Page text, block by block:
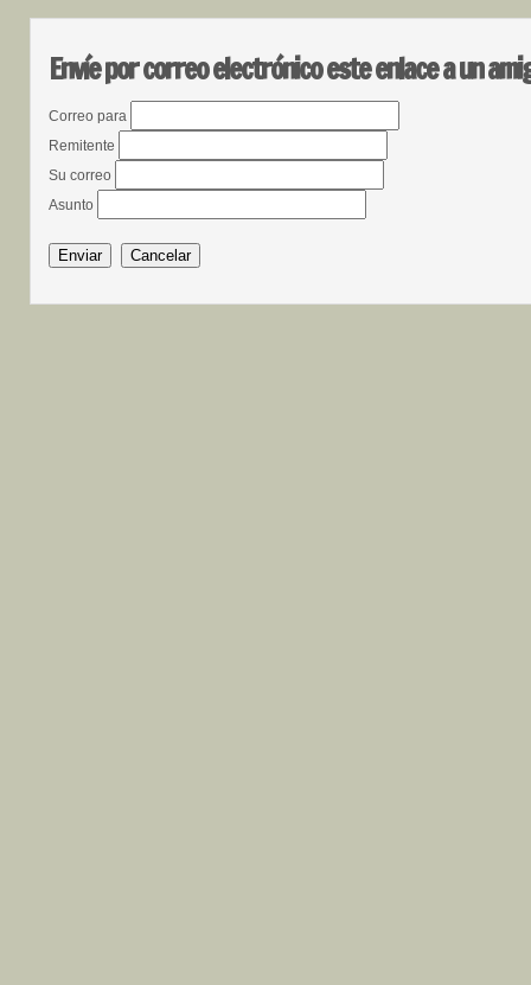
Envíe por correo electrónico este enlace a un
Correo para
Remitente
Su correo
Asunto
Enviar Cancelar